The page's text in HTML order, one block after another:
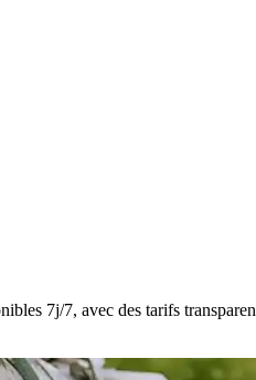
7j/7, avec des tarifs